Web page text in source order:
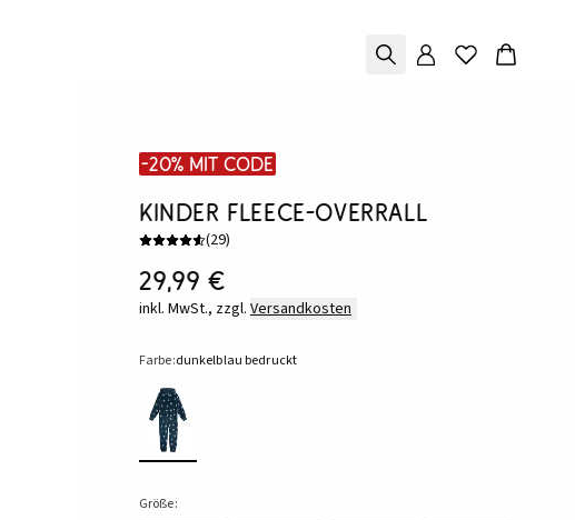
-20% mit Code
Kinder Fleece-Overrall
(29)
29,99 €
inkl. MwSt., zzgl. Versandkosten
Farbe:dunkelblau bedruckt
Größe: